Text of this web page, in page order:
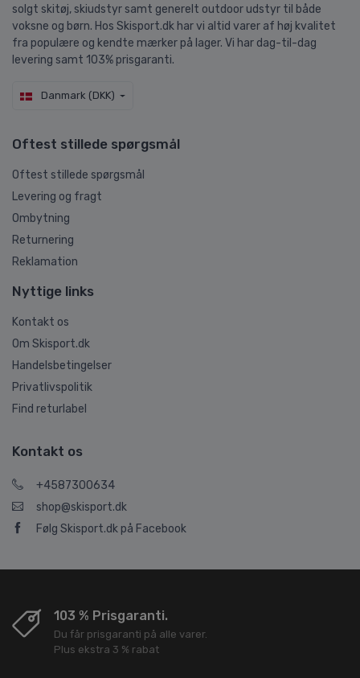
solgt skitøj, skiudstyr samt generelt outdoor udstyr til både
voksne og børn. Hos Skisport.dk har vi altid varer af høj kvalitet
fra populære og kendte mærker på lager. Vi har dag-til-dag
levering samt 103% prisgaranti.
Danmark (DKK)
Oftest stillede spørgsmål
Oftest stillede spørgsmål
Levering og fragt
Ombytning
Returnering
Reklamation
Nyttige links
Kontakt os
Om Skisport.dk
Handelsbetingelser
Privatlivspolitik
Find returlabel
Kontakt os
+4587300634
shop@skisport.dk
Følg Skisport.dk på Facebook
103 % Prisgaranti.
Du får prisgaranti på alle varer.
Plus ekstra 3 % rabat